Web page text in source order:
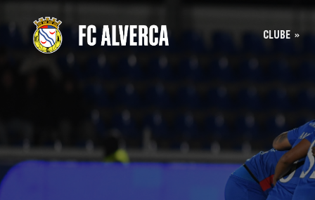
CLUBE
Acreditação